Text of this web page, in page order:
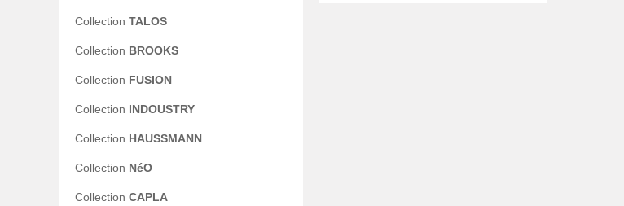
Collection TALOS
Collection BROOKS
Collection FUSION
Collection INDOUSTRY
Collection HAUSSMANN
Collection NéO
Collection CAPLA